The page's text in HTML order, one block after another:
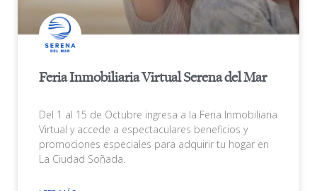
Feria Inmobiliaria Virtual Serena del Mar
Del 1 al 15 de Octubre ingresa a la Feria Inmobiliaria
Virtual y accede a espectaculares beneficios y
promociones especiales para adquirir tu hogar en
La Ciudad Soñada.